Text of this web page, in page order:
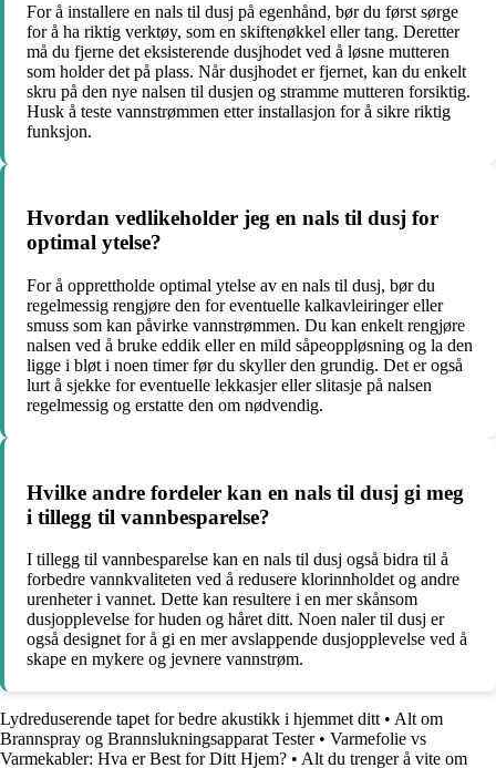
For å installere en nals til dusj på egenhånd, bør du først sørge
for å ha riktig verktøy, som en skiftenøkkel eller tang. Deretter
må du fjerne det eksisterende dusjhodet ved å løsne mutteren
som holder det på plass. Når dusjhodet er fjernet, kan du enkelt
skru på den nye nalsen til dusjen og stramme mutteren forsiktig.
Husk å teste vannstrømmen etter installasjon for å sikre riktig
funksjon.
Hvordan vedlikeholder jeg en nals til dusj for
optimal ytelse?
For å opprettholde optimal ytelse av en nals til dusj, bør du
regelmessig rengjøre den for eventuelle kalkavleiringer eller
smuss som kan påvirke vannstrømmen. Du kan enkelt rengjøre
nalsen ved å bruke eddik eller en mild såpeoppløsning og la den
ligge i bløt i noen timer før du skyller den grundig. Det er også
lurt å sjekke for eventuelle lekkasjer eller slitasje på nalsen
regelmessig og erstatte den om nødvendig.
Hvilke andre fordeler kan en nals til dusj gi meg
i tillegg til vannbesparelse?
I tillegg til vannbesparelse kan en nals til dusj også bidra til å
forbedre vannkvaliteten ved å redusere klorinnholdet og andre
urenheter i vannet. Dette kan resultere i en mer skånsom
dusjopplevelse for huden og håret ditt. Noen naler til dusj er
også designet for å gi en mer avslappende dusjopplevelse ved å
skape en mykere og jevnere vannstrøm.
Lydreduserende tapet for bedre akustikk i hjemmet ditt• Alt om
Brannspray og Brannslukningsapparat Tester• Varmefolie vs
Varmekabler: Hva er Best for Ditt Hjem? • Alt du trenger å vite om